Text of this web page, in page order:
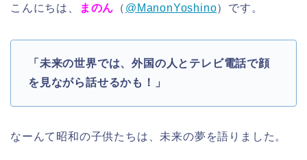
こんにちは、 まのん （ @ManonYoshino）です。
「未来の世界では、外国の人とテレビ電話で顔
を見ながら話せるかも！」
なーんて昭和の子供たちは、未来の夢を語りました。